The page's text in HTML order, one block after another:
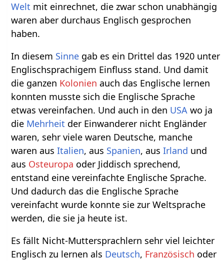
Welt mit einrechnet, die zwar schon unabhängig
waren aber durchaus Englisch gesprochen
haben.
In diesem Sinne gab es ein Drittel das 1920 unter
Englischsprachigem Einfluss stand. Und damit
die ganzen Kolonien auch das Englische lernen
konnten musste sich die Englische Sprache
etwas vereinfachen. Und auch in den USA wo ja
die Mehrheit der Einwanderer nicht Engländer
waren, sehr viele waren Deutsche, manche
waren ausItalien, aus Spanien, ausIrland und
aus Osteuropa oder Jiddisch sprechend,
entstand eine vereinfachte Englische Sprache.
Und dadurch das die Englische Sprache
vereinfacht wurde konnte sie zur Weltsprache
werden, die sie ja heute ist.
Es fällt Nicht-Muttersprachlern sehr viel leichter
Englisch zu lernen als Deutsch, Französisch oder